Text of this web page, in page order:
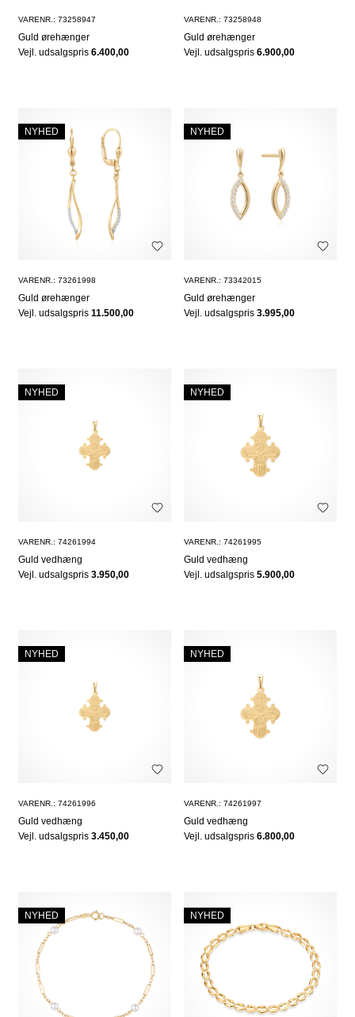
VARENR.: 73258947
Guld ørehænger
Vejl. udsalgspris 6.400,00
VARENR.: 73258948
Guld ørehænger
Vejl. udsalgspris6.900,00
NYHED
VARENR.: 73261998
Guld ørehænger
Vejl. udsalgspris 11.500,00
NYHED
VARENR.: 73342015
Guld ørehænger
Vejl. udsalgspris3.995,00
NYHED
VARENR.: 74261994
Guld vedhæng
Vejl. udsalgspris 3.950,00
NYHED
VARENR.: 74261995
Guld vedhæng
Vejl. udsalgspris5.900,00
NYHED
VARENR.: 74261996
Guld vedhæng
Vejl. udsalgspris 3.450,00
NYHED
VARENR.: 74261997
Guld vedhæng
Vejl. udsalgspris6.800,00
NYHED NYHED